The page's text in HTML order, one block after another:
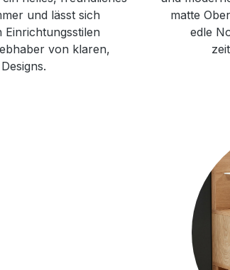
und lässt sich
Einrichtungsstilen
von klaren,
matte
edle